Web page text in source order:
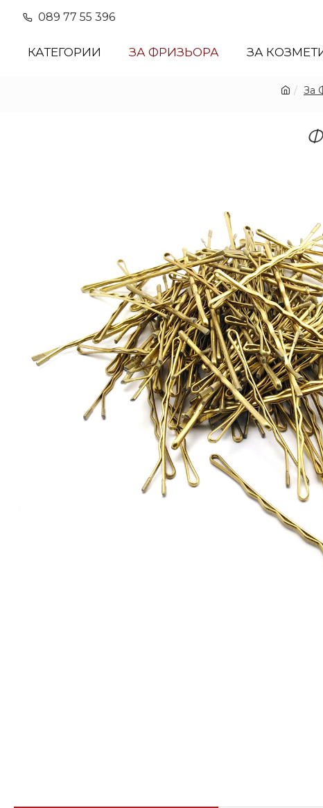
089 77 55 396
КАТЕГОРИИ ЗА ФРИЗЬОРА ЗА
За